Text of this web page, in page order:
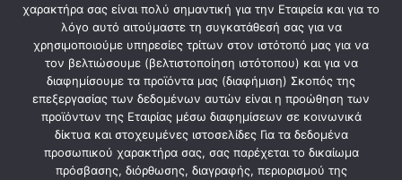
Limassol Office
Alkidamou 4 4101 Viom. Agios Athanasios
8:00 am – 5:00 pm
+357 22717270
χαρακτήρα σας είναι πολύ σημαντική για την Εταιρεία και για το
λόγο αυτό αιτούμαστε τη συγκατάθεσή σας για να
χρησιμοποιούμε υπηρεσίες τρίτων στον ιστότοπό μας για να
τον βελτιώσουμε (βελτιστοποίηση ιστότοπου) και για να
διαφημίσουμε τα προϊόντα μας (διαφήμιση) Σκοπός της
επεξεργασίας των δεδομένων αυτών είναι η προώθηση των
προϊόντων της Εταιρίας μέσω διαφημίσεων σε κοινωνικά
δίκτυα και στοχευμένες ιστοσελίδες Για τα δεδομένα
προσωπικού χαρακτήρα σας, σας παρέχεται το δικαίωμα
πρόσβασης, διόρθωσης, διαγραφής, περιορισμού της